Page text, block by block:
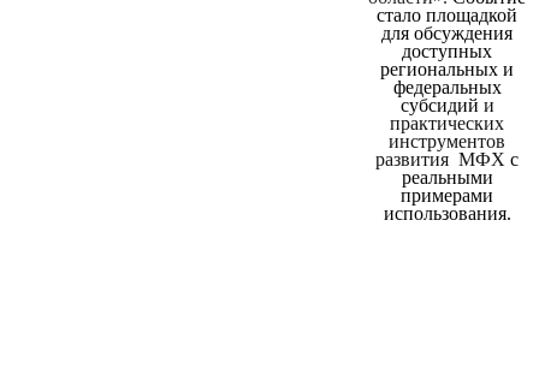
стало площадкой
для обсуждения
доступных
региональных и
федеральных
субсидий и
практических
инструментов
развития МФХ с
реальными
примерами
использования.